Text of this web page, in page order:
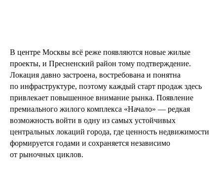
В центре Москвы всё реже появляются новые жилые
проекты, и Пресненский район тому подтверждение.
Локация давно застроена, востребована и понятна
по инфраструктуре, поэтому каждый старт продаж здесь
привлекает повышенное внимание рынка. Появление
премиального жилого комплекса «Начало» — редкая
возможность войти в одну из самых устойчивых
центральных локаций города, где ценность недвижимости
формируется годами и сохраняется независимо
от рыночных циклов.